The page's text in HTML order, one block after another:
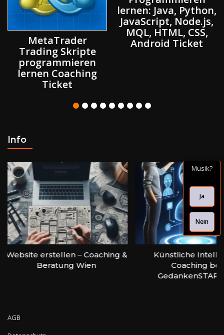
MetaTrader
Trading Skripte
programmieren
lernen Coaching
Ticket
lernen: Java, Python,
JavaScript, Node.js,
MQL, HTML, CSS,
Android Ticket
Info
erstellen – Coaching &
Beratung Wien
Künstliche Intelligenz
Coaching bei
GedankenSTARTEN
AGB
Musik?
Ja
Nein